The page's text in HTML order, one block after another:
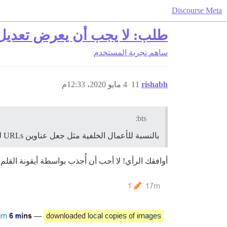
Discourse Meta
طلب: لا يجب أن يعرض
ساهم تجربة المستخدم
rishabh 4 مايو 2020، 12:33م 11
bts:
بالنسبة للأعمال الخلفية مثل جعل عناوين URLs للصور محلية، وهي غير مرئية لمعظم المستخدمين، أعتقد أنه يجب إخفاء هذا المؤشر.
أوافقك الرأي! لا أحب أن أُجذب بواسطة أيقونة القلم